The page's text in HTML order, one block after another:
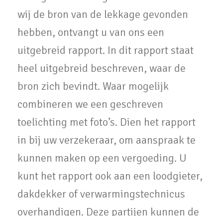
wij de bron van de lekkage gevonden
hebben, ontvangt u van ons een
uitgebreid rapport. In dit rapport staat
heel uitgebreid beschreven, waar de
bron zich bevindt. Waar mogelijk
combineren we een geschreven
toelichting met foto’s. Dien het rapport
in bij uw verzekeraar, om aanspraak te
kunnen maken op een vergoeding. U
kunt het rapport ook aan een loodgieter,
dakdekker of verwarmingstechnicus
overhandigen. Deze partijen kunnen de